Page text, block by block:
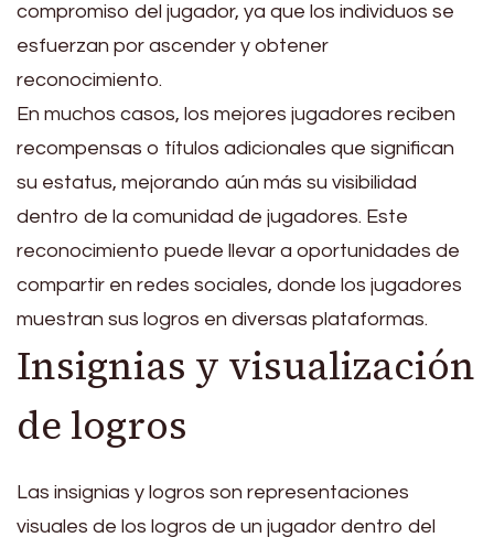
compromiso del jugador, ya que los individuos se
esfuerzan por ascender y obtener
reconocimiento.
En muchos casos, los mejores jugadores reciben
recompensas o títulos adicionales que significan
su estatus, mejorando aún más su visibilidad
dentro de la comunidad de jugadores. Este
reconocimiento puede llevar a oportunidades de
compartir en redes sociales, donde los jugadores
muestran sus logros en diversas plataformas.
Insignias y visualización
de logros
Las insignias y logros son representaciones
visuales de los logros de un jugador dentro del